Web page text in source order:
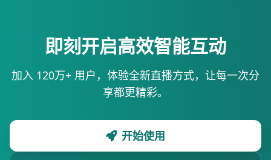
即刻开启高效智能互动
加入 120万+ 用户，体验全新直播方式，让每一次分
享都更精彩。
开始使用